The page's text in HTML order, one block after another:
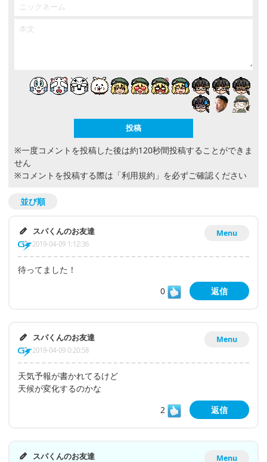
※一度コメントを投稿した後は約120秒間投稿することができま
せん
※コメントを投稿する際は 「利用規約」 を必ずご確認ください
並び順
Menu
スパくんのお友達
2019-04-09 1:12:36
待ってました！
0
返信
Menu
スパくんのお友達
2019-04-09 0:20:58
天気予報が書かれてるけど
天候が変化するのかな
2
返信
Menu
スパくんのお友達